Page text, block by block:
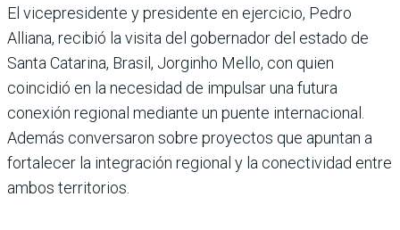
El vicepresidente y presidente en ejercicio, Pedro
Alliana, reci­bió la visita del gobernador del estado de
Santa Catarina, Bra­sil, Jorginho Mello, con quien
coincidió en la necesidad de impulsar una futura
conexión regional mediante un puente internacional.
Además con­versaron sobre proyectos que apuntan a
fortalecer la integra­ción regional y la conectividad entre
ambos territorios.